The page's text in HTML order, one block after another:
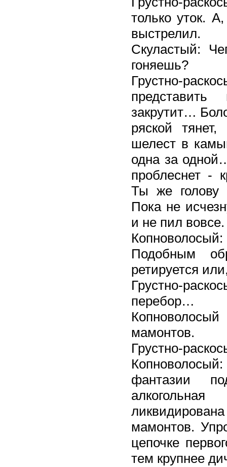
только уток.
выстрелил.
Скуластый:
гоняешь?
Грустно-
закрутит…
ряской
шелест в
одна за
проблеснет -
Ты же голову
Пока не
и не пил вовсе.
Подобным
ретируется
Грустно-
перебор…
мамонтов.
Грустно-
фантазии
мамонтов.
цепочке
тем крупнее